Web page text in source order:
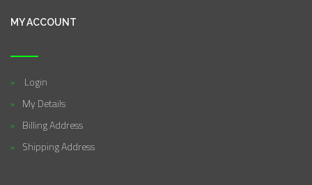
MY ACCOUNT
Login
My Details
Billing Address
Shipping Address